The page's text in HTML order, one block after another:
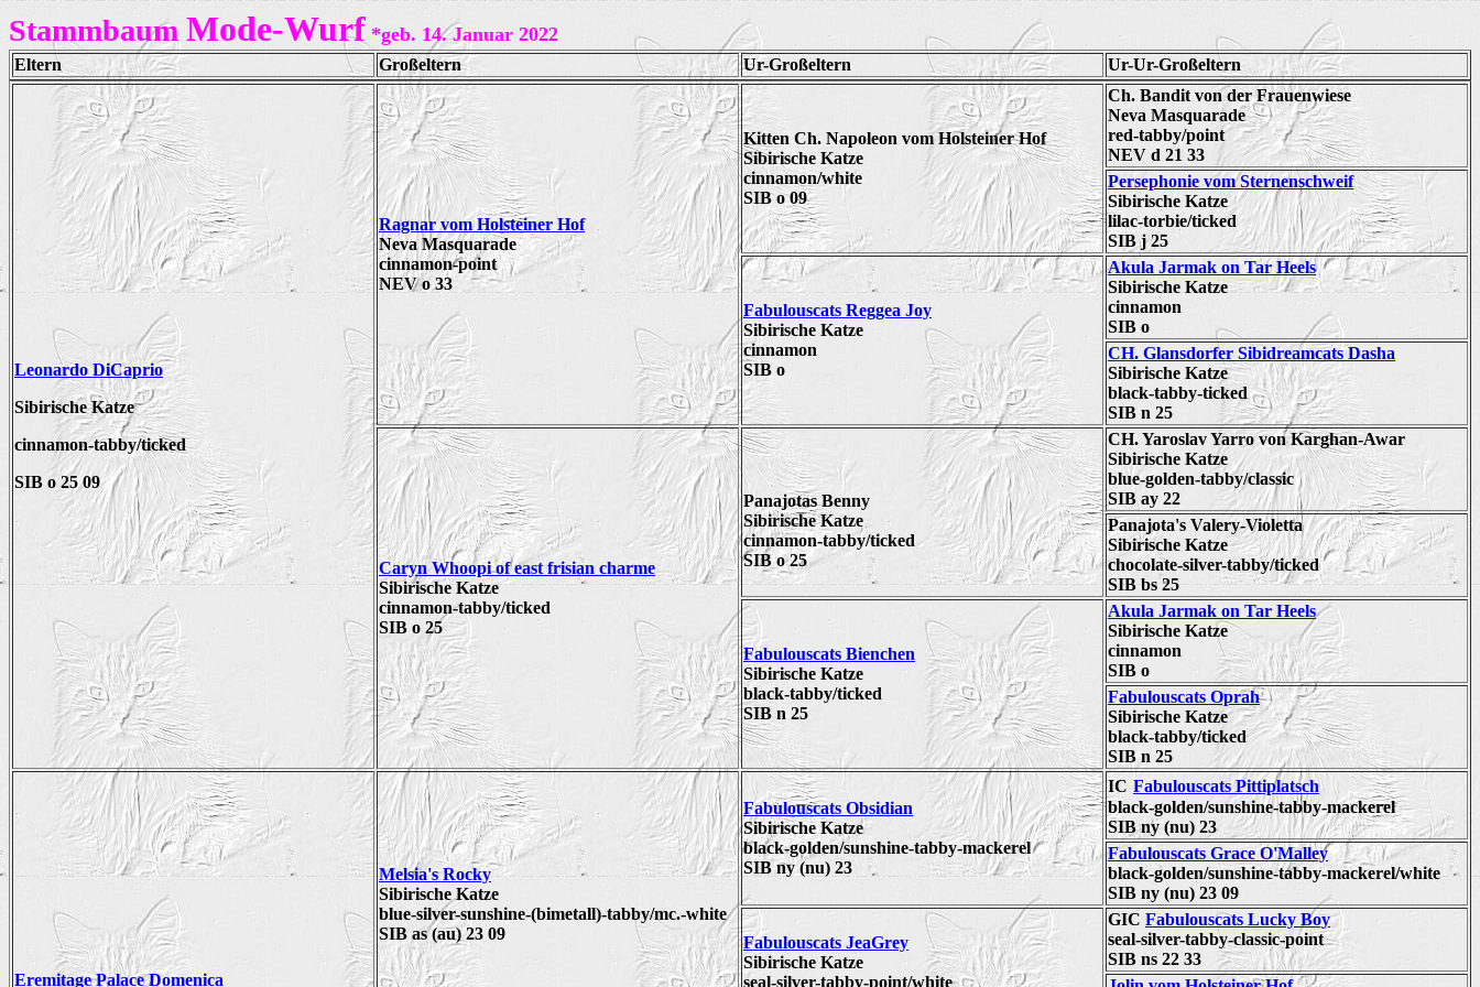
StammbaumMode-Wurf *geb. 14. Januar 2022
Eltern Großeltern Ur-Großeltern Ur-Ur-Großeltern
Leonardo DiCaprio
Sibirische Katze
cinnamon-tabby/ticked
SIB o 25 09
Ragnar vom Holsteiner Hof
Neva Masquarade
cinnamon-point
NEV o 33
Kitten Ch. Napoleon vom Holsteiner Hof
Sibirische Katze
cinnamon/white
SIB o 09
Ch. Bandit von der Frauenwiese
Neva Masquarade
red-tabby/point
NEV d 21 33
Persephonie vom Sternenschweif
Sibirische Katze
lilac-torbie/ticked
SIB j 25
Fabulouscats Reggea Joy
Sibirische Katze
cinnamon
SIB o
Akula Jarmak on Tar Heels
Sibirische Katze
cinnamon
SIB o
CH. Glansdorfer Sibidreamcats Dasha
Sibirische Katze
black-tabby-ticked
SIB n 25
Caryn Whoopi of east frisian charme
Sibirische Katze
cinnamon-tabby/ticked
SIB o 25
Panajotas Benny
Sibirische Katze
cinnamon-tabby/ticked
SIB o 25
CH. Yaroslav Yarro von Karghan-Awar
Sibirische Katze
blue-golden-tabby/classic
SIB ay 22
Panajota's Valery-Violetta
Sibirische Katze
chocolate-silver-tabby/ticked
SIB bs 25
Fabulouscats Bienchen
Sibirische Katze
black-tabby/ticked
SIB n 25
Akula Jarmak on Tar Heels
Sibirische Katze
cinnamon
SIB o
Fabulouscats Oprah
Sibirische Katze
black-tabby/ticked
SIB n 25
Eremitage Palace Domenica
Melsia's Rocky
Sibirische Katze
blue-silver-sunshine-(bimetall)-tabby/mc.-white
SIB as (au) 23 09
Fabulouscats Obsidian
Sibirische Katze
black-golden/sunshine-tabby-mackerel
SIB ny (nu) 23
IC Fabulouscats Pittiplatsch
black-golden/sunshine-tabby-mackerel
SIB ny (nu) 23
Fabulouscats Grace O'Malley
black-golden/sunshine-tabby-mackerel/white
SIB ny (nu) 23 09
Fabulouscats JeaGrey
Sibirische Katze
seal-silver-tabby-point/white
GIC Fabulouscats Lucky Boy
seal-silver-tabby-classic-point
SIB ns 22 33